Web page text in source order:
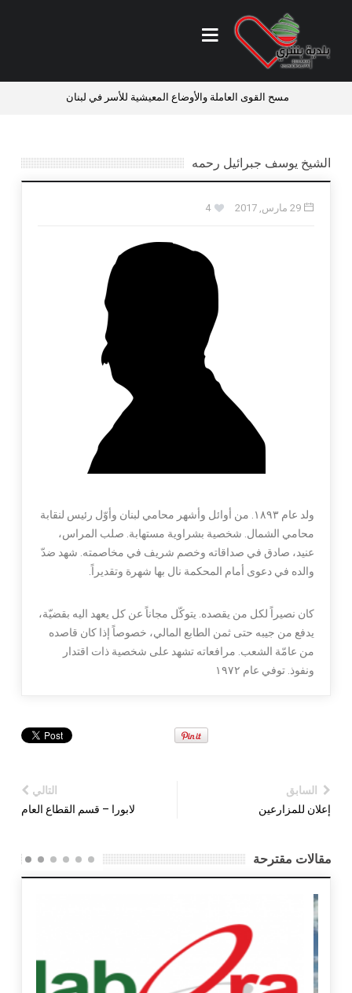
مسح القوى العاملة والأوضاع المعيشية للأسر في لبنان
الشيخ يوسف جبرائيل رحمه
29 مارس, 2017 4
ولد عام ١٨٩٣. من أوائل وأشهر محامي لبنان وأوّل رئيس لنقابة
محامي الشمال. شخصية بشراوية مستهابة. صلب المراس،
عنيد، صادق في صداقاته وخصم شريف في مخاصمته. شهد ضدّ
والده في دعوى أمام المحكمة نال بها شهرة وتقديراً.
كان نصيراً لكل من يقصده. يتوكّل مجاناً عن كل يعهد اليه بقضيّة،
يدفع من جيبه حتى ثمن الطابع المالي، خصوصاً إذا كان قاصده
من عامّة الشعب. مرافعاته تشهد على شخصية ذات اقتدار
ونفوذ. توفي عام ١٩٧٢
السابق
إعلان للمزارعين
التالي
لابورا – قسم القطاع العام
مقالات مقترحة